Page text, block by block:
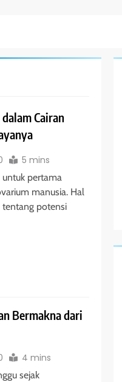
Cairan
5 mins
pertama
manusia. Hal
potensi
Bermakna dari
4 mins
sejak